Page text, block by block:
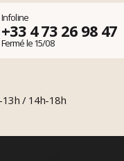
Infoline
+33 4 73 26 98 47
Fermé le 15/08
13h / 14h-18h